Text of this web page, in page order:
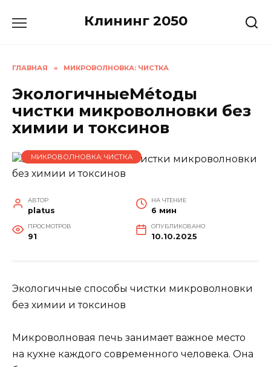
Клининг 2050
ГЛАВНАЯ » МИКРОВОЛНОВКА: ЧИСТКА
ЭкологичныеMétоды
чистки микроволновки без
химии и токсинов
МИКРОВОЛНОВКА: ЧИСТКА
АВТОР
platus
НА ЧТЕНИЕ
6 мин
ПРОСМОТРОВ
91
ОПУБЛИКОВАНО
10.10.2025
Экологичные способы чистки микроволновки
без химии и токсинов
Микроволновая печь занимает важное место
на кухне каждого современного человека. Она